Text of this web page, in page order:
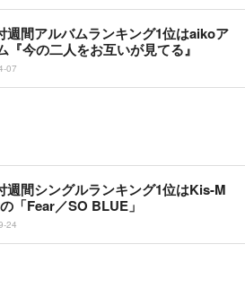
週間アルバムランキング1位はaikoア
『今の二人をお互いが見てる』
07
週間シングルランキング1位はKis-M
「Fear／SO BLUE」
24